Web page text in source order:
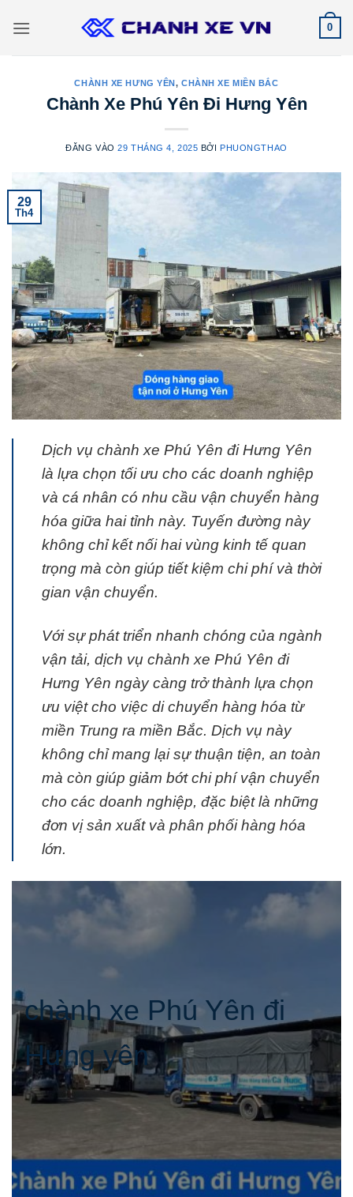
qua
0
CHÀNH XE HƯNG YÊN,CHÀNH XE MIỀN BẮC
Chành Xe Phú Yên Đi Hưng Yên
ĐĂNG VÀO29 THÁNG 4, 2025 BỞIPHUONGTHAO
29
Th4
Dịch vụ chành xe Phú Yên đi Hưng Yên
là lựa chọn tối ưu cho các doanh nghiệp
và cá nhân có nhu cầu vận chuyển hàng
hóa giữa hai tỉnh này. Tuyến đường này
không chỉ kết nối hai vùng kinh tế quan
trọng mà còn giúp tiết kiệm chi phí và thời
gian vận chuyển.
Với sự phát triển nhanh chóng của ngành
vận tải, dịch vụ chành xe Phú Yên đi
Hưng Yên ngày càng trở thành lựa chọn
ưu việt cho việc di chuyển hàng hóa từ
miền Trung ra miền Bắc. Dịch vụ này
không chỉ mang lại sự thuận tiện, an toàn
mà còn giúp giảm bớt chi phí vận chuyển
cho các doanh nghiệp, đặc biệt là những
đơn vị sản xuất và phân phối hàng hóa
lớn.
chành xe Phú Yên đi
Hưng yên